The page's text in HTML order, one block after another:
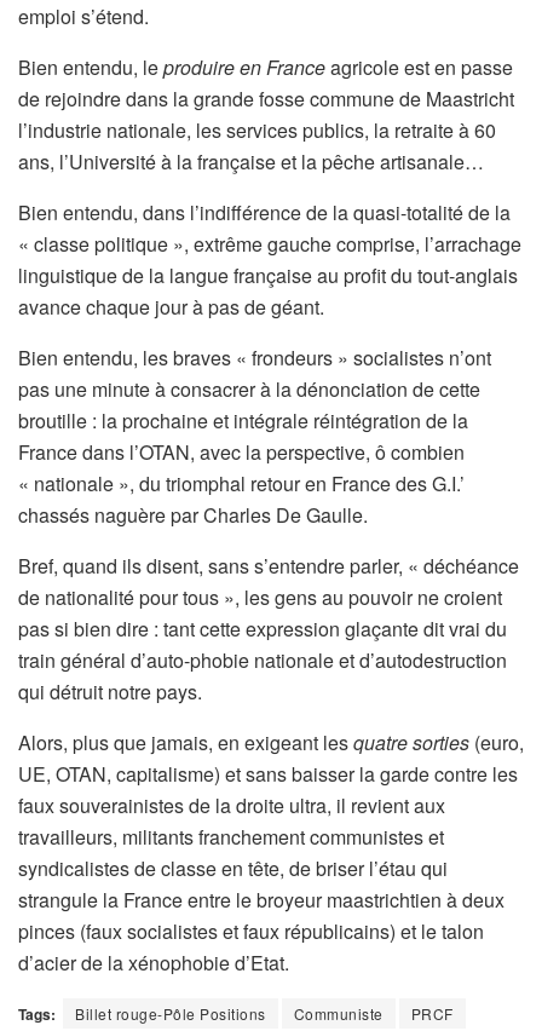
emploi s’étend.
Bien entendu, leproduire en Franceagricole est en passe
de rejoindre dans la grande fosse commune de Maastricht
l’industrie nationale, les services publics, la retraite à 60
ans, l’Université à la française et la pêche artisanale…
Bien entendu, dans l’indifférence de la quasi-totalité de la
« classe politique », extrême gauche comprise, l’arrachage
linguistique de la langue française au profit du tout-anglais
avance chaque jour à pas de géant.
Bien entendu, les braves « frondeurs » socialistes n’ont
pas une minute à consacrer à la dénonciation de cette
broutille : la prochaine et intégrale réintégration de la
France dans l’OTAN, avec la perspective, ô combien
« nationale », du triomphal retour en France des G.I.’
chassés naguère par Charles De Gaulle.
Bref, quand ils disent, sans s’entendre parler, « déchéance
de nationalité pour tous », les gens au pouvoir ne croient
pas si bien dire : tant cette expression glaçante dit vrai du
train général d’auto-phobie nationale et d’autodestruction
qui détruit notre pays.
Alors, plus que jamais, en exigeant lesquatre sorties (euro,
UE, OTAN, capitalisme) et sans baisser la garde contre les
faux souverainistes de la droite ultra, il revient aux
travailleurs, militants franchement communistes et
syndicalistes de classe en tête, de briser l’étau qui
strangule la France entre le broyeur maastrichtien à deux
pinces (faux socialistes et faux républicains) et le talon
d’acier de la xénophobie d’Etat.
Tags: Billet rouge-Pôle Positions Communiste PRCF